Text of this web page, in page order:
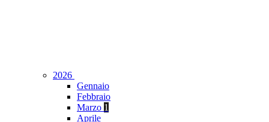
2026
Gennaio
Febbraio
Marzo 1
Aprile